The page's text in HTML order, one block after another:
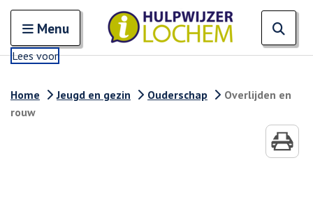
Open en sluit het
Menu
Lees voor
Home Jeugd en gezin Ouderschap
Overlijden en
rouw